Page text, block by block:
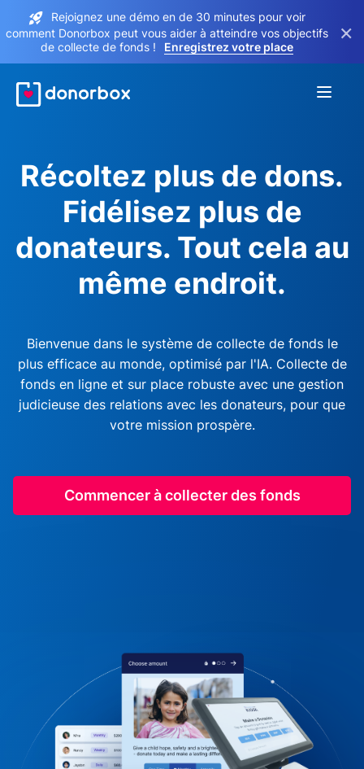
Rejoignez une démo en de 30 minutes pour voir
comment Donorbox peut vous aider à atteindre vos objectifs
de collecte de fonds !
Enregistrez votre place
×
Récoltez plus de dons.
Fidélisez plus de
donateurs. Tout cela au
même endroit.
Bienvenue dans le système de collecte de fonds le
plus efficace au monde, optimisé par l'IA. Collecte de
fonds en ligne et sur place robuste avec une gestion
judicieuse des relations avec les donateurs, pour que
votre mission prospère.
Commencer à collecter des fonds